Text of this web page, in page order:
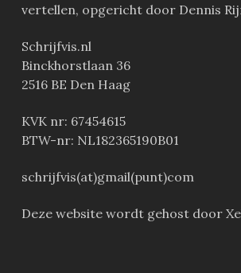
vertellen, opgericht door Dennis
Schrijfvis.nl
Binckhorstlaan 36
2516 BE Den Haag
KVK nr: 67454615
BTW-nr: NL182365190B01
schrijfvis(at)gmail(punt)com
Deze website wordt gehost door